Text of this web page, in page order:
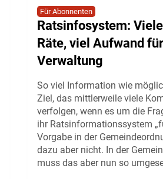
Für Abonnenten
Ratsinfosystem:
Räte, viel Aufwand
Verwaltung
So viel Information wie
Ziel, das mittlerweile viele
verfolgen, wenn es um die
ihr Ratsinformationssystem
Vorgabe in der
dazu aber nicht. In der
muss das aber nun so